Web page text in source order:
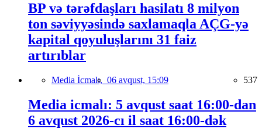
BP və tərəfdaşları hasilatı 8 milyon
ton səviyyəsində saxlamaqla AÇG-yə
kapital qoyuluşlarını 31 faiz
artırıblar
Media İcmalı, 06 avqust, 15:09 537
Media icmalı: 5 avqust saat 16:00-dan
6 avqust 2026-cı il saat 16:00-dək